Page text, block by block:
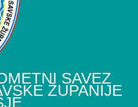
SAVEZ
ŽUPANIJE